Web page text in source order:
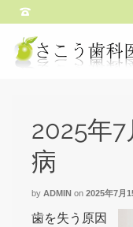
2025年
病
by ADMIN on 2025年7月
歯を失う原因